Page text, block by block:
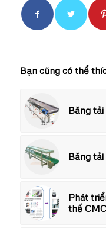
Bạn cũng có thể
Băng
Băng
Phát
thế